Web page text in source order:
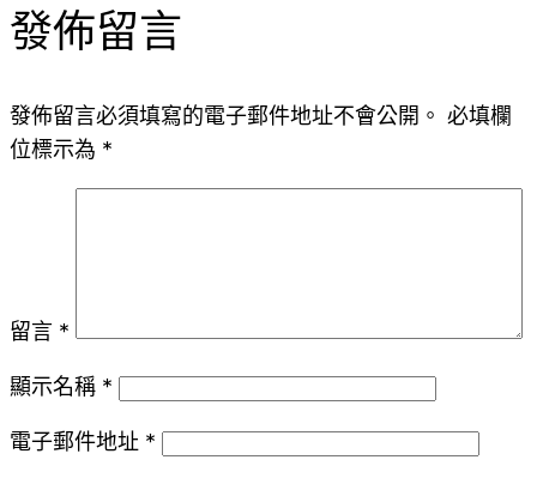
發佈留言
發佈留言必須填寫的電子郵件地址不會公開。 必填欄
位標示為 *
留言 *
顯示名稱 *
電子郵件地址 *